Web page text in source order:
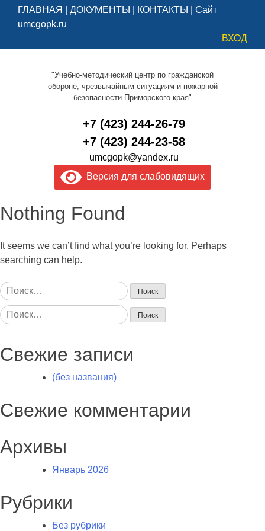
ГЛАВНАЯ ДОКУМЕНТЫ КОНТАКТЫ
Сайт
umcgopk.ru
ВХОД
"Учебно-методический центр по гражданской
обороне, чрезвычайным ситуациям и пожарной
безопасности Приморского края"
+7 (423) 244-26-79
+7 (423) 244-23-58
umcgopk@yandex.ru
Версия для слабовидящих
Nothing Found
It seems we can’t find what you’re looking for. Perhaps
searching can help.
Найти:
Найти:
Свежие записи
(без названия)
Свежие комментарии
Архивы
Январь 2026
Рубрики
Без рубрики